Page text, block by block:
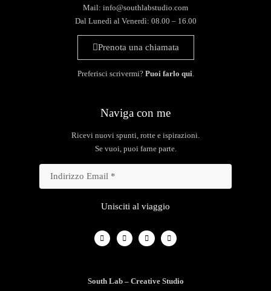
Mail: info@southlabstudio.com
Dal Lunedì al Venerdì: 08.00 – 16.00
Prenota una chiamata
Preferisci scrivermi? Puoi farlo qui
Naviga con me
Ricevi nuovi spunti, rotte e ispirazioni.
Se vuoi, puoi farne parte.
Unisciti al viaggio
South Lab – Creative Studio